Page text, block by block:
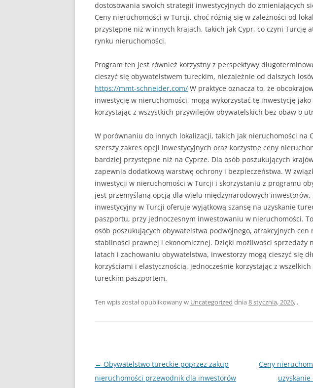
dostosowania swoich strategii inwestycyjnych do zmieniających
Ceny nieruchomości w Turcji, choć różnią się w zależności od
przystępne niż w innych krajach, takich jak Cypr, co czyni Turcję
rynku nieruchomości.
Program ten jest również korzystny z perspektywy
cieszyć się obywatelstwem tureckim, niezależnie od dalszych
https://mmt-schneider.com/ W praktyce oznacza to, że
inwestycję w nieruchomości, mogą wykorzystać tę inwestycję
korzystając z wszystkich przywilejów obywatelskich bez obaw o
W porównaniu do innych lokalizacji, takich jak nieruchomości na
szerszy zakres opcji inwestycyjnych oraz korzystne ceny
bardziej przystępne niż na Cyprze. Dla osób poszukujących
zapewnia dodatkową warstwę ochrony i bezpieczeństwa. W
inwestycji w nieruchomości w Turcji i skorzystaniu z programu
jest przemyślaną opcją dla wielu międzynarodowych
inwestycyjny w Turcji oferuje wyjątkową szansę na uzyskanie
paszportu, przy jednoczesnym inwestowaniu w nieruchomości.
osób poszukujących obywatelstwa podwójnego, atrakcyjnych cen
stabilności prawnej i ekonomicznej. Dzięki możliwości sprzedaży
latach i zachowaniu obywatelstwa, inwestorzy mogą cieszyć się
korzyściami i elastycznością, jednocześnie korzystając z
tureckim paszportem.
Ten wpis został opublikowany w Uncategorized dnia 8 stycznia, 2026, .
Nawigacja
wpisu
← Obywatelstwo tureckie poprzez zakup
nieruchomości przewodnik dla inwestorów
Ceny